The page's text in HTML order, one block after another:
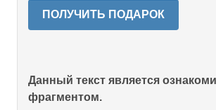
ПОЛУЧИТЬ ПОДАРОК
Данный текст является
фрагментом.